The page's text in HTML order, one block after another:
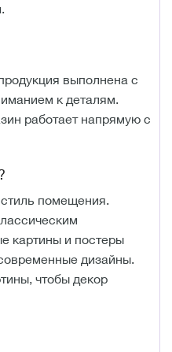
выполнена с
к деталям.
работает напрямую с
помещения.
картины и постеры
дизайны.
чтобы декор